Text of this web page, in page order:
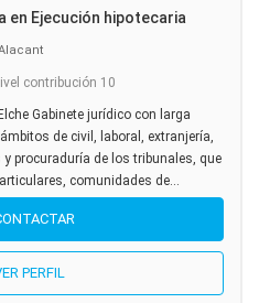
en Ejecución hipotecaria
contribución 10
Gabinete jurídico con larga
de civil, laboral, extranjería,
procuraduría de los tribunales, que
comunidades de...
PERFIL